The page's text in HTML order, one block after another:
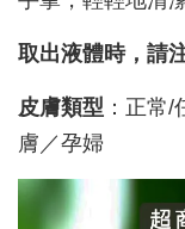
取出液體時，請
皮膚類型 ：正常
膚／孕婦